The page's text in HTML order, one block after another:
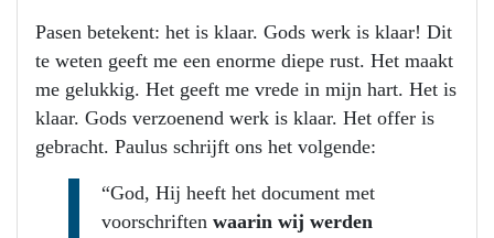
Pasen betekent: het is klaar. Gods werk is klaar! Dit
te weten geeft me een enorme diepe rust. Het maakt
me gelukkig. Het geeft me vrede in mijn hart. Het is
klaar. Gods verzoenend werk is klaar. Het offer is
gebracht. Paulus schrijft ons het volgende:
“God, Hij heeft het document met
voorschriften waarin wij werden